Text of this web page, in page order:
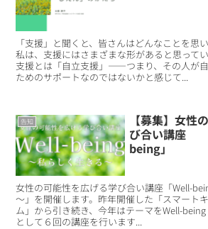
「支援」と聞くと、皆さんはどんなことを思
私は、支援にはさまざまな形があると思って
支援とは「自立支援」――つまり、その人が
ためのサポートなのではないかと感じて...
告知
【募集】女性
び合い講
being」
女性の可能性を広げる学び合い講座「Well-
～」を開催します。昨年開催した「スマート
ム」から引き続き、今年はテーマをWell-being
として６回の講座を行います...